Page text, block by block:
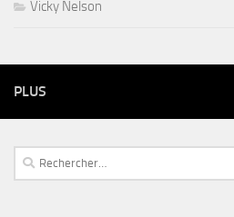
Vicky Nelson
PLUS
Rechercher :